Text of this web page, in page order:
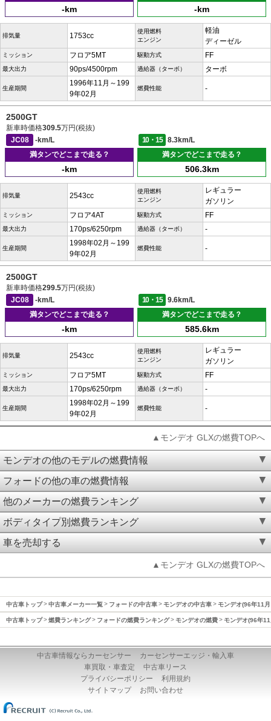
-km -km
排気量 1753cc
使用燃料
エンジン
軽油
ディーゼル
ミッション フロア5MT 駆動方式 FF
最大出力 90ps/4500rpm 過給器（ターボ） ターボ
生産期間
1996年11月～199
9年02月
燃費性能 -
2500GT
新車時価格309.5万円(税抜)
JC08
-km/L 10・15
8.3km/L
満タンでどこまで走る？
-km
満タンでどこまで走る？
506.3km
排気量 2543cc
使用燃料
エンジン
レギュラー
ガソリン
ミッション フロア4AT 駆動方式 FF
最大出力 170ps/6250rpm 過給器（ターボ） -
生産期間
1998年02月～199
9年02月
燃費性能 -
2500GT
新車時価格299.5万円(税抜)
JC08
-km/L 10・15
9.6km/L
満タンでどこまで走る？
-km
満タンでどこまで走る？
585.6km
排気量 2543cc
使用燃料
エンジン
レギュラー
ガソリン
ミッション フロア5MT 駆動方式 FF
最大出力 170ps/6250rpm 過給器（ターボ） -
生産期間
1998年02月～199
9年02月
燃費性能 -
▲モンデオ GLXの燃費TOPへ
モンデオの他のモデルの燃費情報
フォードの他の車の燃費情報
他のメーカーの燃費ランキング
ボディタイプ別燃費ランキング
車を売却する
▲モンデオ GLXの燃費TOPへ
中古車トップ 中古車メーカー一覧 フォードの中古車 モンデオの中古車 モンデオ(96年11
中古車トップ 燃費ランキング フォードの燃費ランキング モンデオの燃費 モンデオ(96年
中古車情報ならカーセンサー
カーセンサーエッジ・輸入車
車買取・車査定
中古車リース
プライバシーポリシー
利用規約
サイトマップ
お問い合わせ